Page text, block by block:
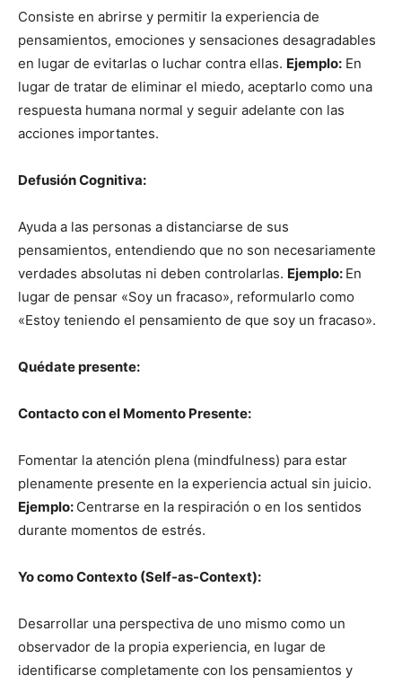
Consiste en abrirse y permitir la experiencia de
pensamientos, emociones y sensaciones desagradables
en lugar de evitarlas o luchar contra ellas. Ejemplo: En
lugar de tratar de eliminar el miedo, aceptarlo como una
respuesta humana normal y seguir adelante con las
acciones importantes.
Defusión Cognitiva:
Ayuda a las personas a distanciarse de sus
pensamientos, entendiendo que no son necesariamente
verdades absolutas ni deben controlarlas. Ejemplo: En
lugar de pensar «Soy un fracaso», reformularlo como
«Estoy teniendo el pensamiento de que soy un fracaso».
Quédate presente:
Contacto con el Momento Presente:
Fomentar la atención plena (mindfulness) para estar
plenamente presente en la experiencia actual sin juicio.
Ejemplo: Centrarse en la respiración o en los sentidos
durante momentos de estrés.
Yo como Contexto (Self-as-Context):
Desarrollar una perspectiva de uno mismo como un
observador de la propia experiencia, en lugar de
identificarse completamente con los pensamientos y